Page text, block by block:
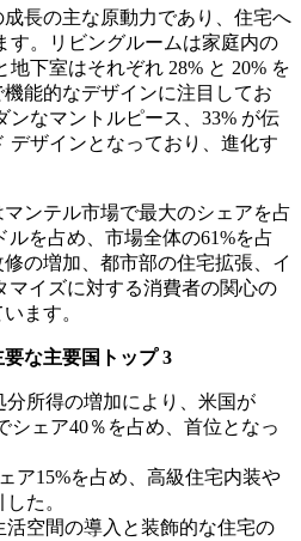
長の主な原動力であり、住宅へ
す。リビングルームは家庭内の
下室はそれぞれ 28% と 20% を
能的なデザインに注目してお
ンなマントルピース、33% が伝
デザインとなっており、進化す
ンテル市場で最大のシェアを占
ルを占め、市場全体の61%を占
の増加、都市部の住宅拡張、イ
マイズに対する消費者の関心の
ます。
な主要国トップ 3
所得の増加により、米国が
シェア40％を占め、首位となっ
ア15%を占め、高級住宅内装や
た。
空間の導入と装飾的な住宅の